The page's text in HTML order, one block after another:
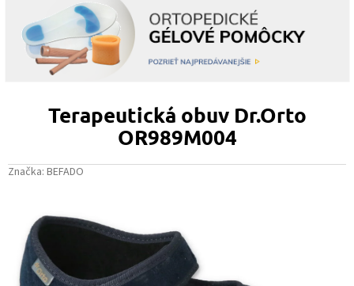
Terapeutická obuv Dr.Orto
OR989M004
Značka: BEFADO